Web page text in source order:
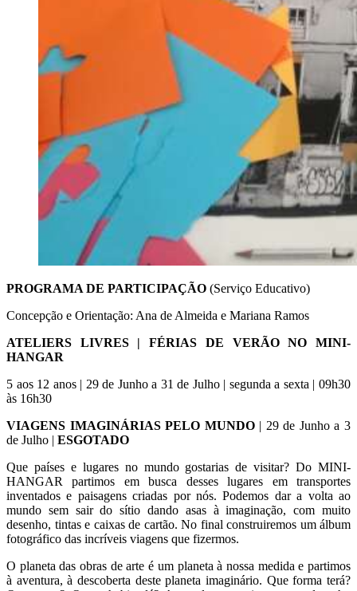
PROGRAMA DE PARTICIPAÇÃO (Serviço Educativo)
Concepção e Orientação: Ana de Almeida e Mariana Ramos
ATELIERS LIVRES | FÉRIAS DE VERÃO NO MINI-
HANGAR
5 aos 12 anos | 29 de Junho a 31 de Julho | segunda a sexta | 09h30
às 16h30
VIAGENS IMAGINÁRIAS PELO MUNDO| 29 de Junho a 3
de Julho | ESGOTADO
Que países e lugares no mundo gostarias de visitar? Do MINI-
HANGAR partimos em busca desses lugares em transportes
inventados e paisagens criadas por nós. Podemos dar a volta ao
mundo sem sair do sítio dando asas à imaginação, com muito
desenho, tintas e caixas de cartão. No final construiremos um álbum
fotográfico das incríveis viagens que fizermos.
O planeta das obras de arte é um planeta à nossa medida e partimos
à aventura, à descoberta deste planeta imaginário. Que forma terá?